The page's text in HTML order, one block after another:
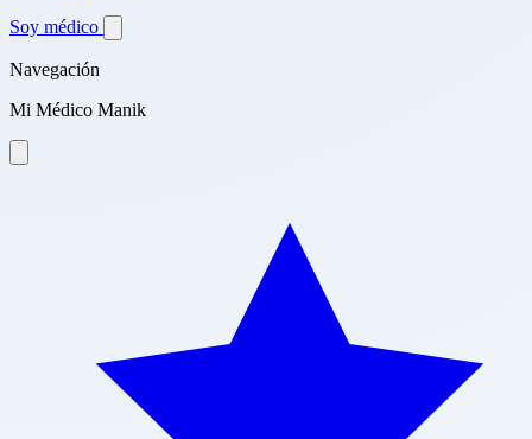
Soy médico
Navegación
Mi Médico Manik